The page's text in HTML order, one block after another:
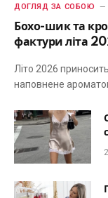
ДОГЛЯД ЗА СОБОЮ
Бохо-шик та
фактури літа
Літо 2026
наповнене ароматом